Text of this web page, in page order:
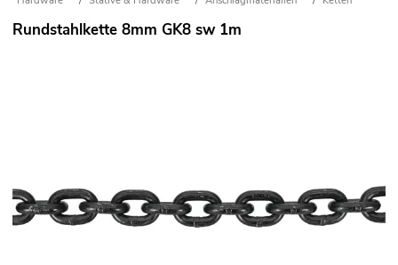
Rundstahlkette 8mm GK8 sw 1m